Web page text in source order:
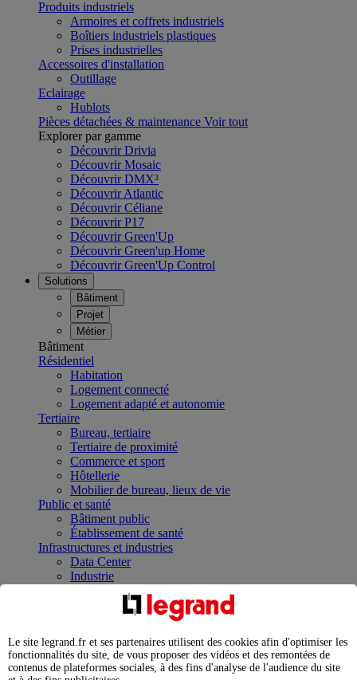
Produits industriels
Armoires et coffrets industriels
Boîtiers industriels plastiques
Prises industrielles
Accessoires d'installation
Outillage
Eclairage
Hublots
Pièces détachées & maintenance Voir tout
Explorer par gamme
Découvrir Drivia
Découvrir Mosaic
Découvrir DMX³
Découvrir Atlantic
Découvrir Céliane
Découvrir P17
Découvrir Green'Up
Découvrir Green'up Home
Découvrir Green'Up Control
Solutions
Bâtiment
Projet
Métier
Bâtiment
Résidentiel
Habitation
Logement connecté
Logement adapté et autonomie
Tertiaire
Bureau, tertiaire
Tertiaire de proximité
Commerce et sport
Hôtellerie
Mobilier de bureau, lieux de vie
Public et santé
Bâtiment public
Établissement de santé
Infrastructures et industries
Data Center
Industrie
Infrastructures
Contrôler et planifier le fonctionnement des appareils
Répartir et optimiser son tableau électrique
Legrand Data Center Solutions : concentrer les
expertises au service de vos performances
Le site legrand.fr et ses partenaires utilisent des cookies afin d'optimiser les
fonctionnalités du site, de vous proposer des vidéos et des remontées de
contenus de plateformes sociales, à des fins d'analyse de l'audience du site